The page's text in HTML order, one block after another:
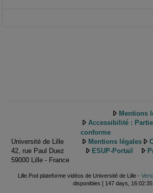
Université de Lille
42, rue Paul Duez
59000 Lille - France
Mentions
Accessibilité :
conforme
Mentions légales
ESUP-Portail
Lille.Pod plateforme vidéos de Université de Lille -
disponibles [ 147 days, 16:02:35